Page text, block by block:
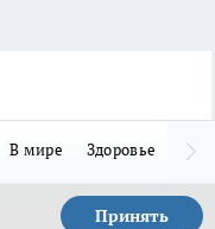
В мире Здоровье
Принять